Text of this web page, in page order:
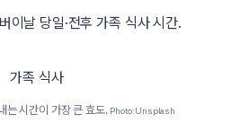
이날 당일·전후 가족 식사 시간.
는 시간이 가장 큰 효도. Photo: Unsplash